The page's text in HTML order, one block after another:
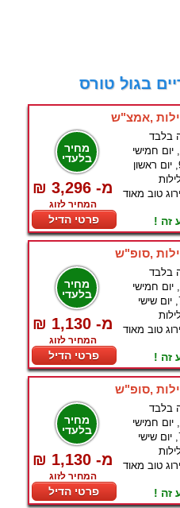
בגול טורס
מחיר
בלעדי
₪ 3,296 -מ
המחיר לזוג
פרטי הדיל
בלבד
טוב מאוד
מחיר
בלעדי
₪ 1,130 -מ
המחיר לזוג
פרטי הדיל
בלבד
טוב מאוד
מחיר
בלעדי
₪ 1,130 -מ
המחיר לזוג
פרטי הדיל
בלבד
טוב מאוד